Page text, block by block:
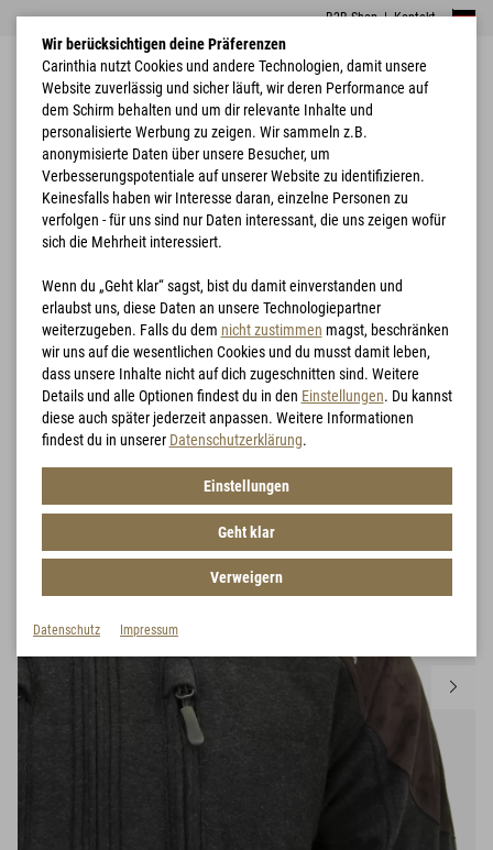
B2B Shop|Kontakt
Home Jagd G-LOFT® ILG Jacket
Wir berücksichtigen deine Präferenzen
Carinthia nutzt Cookies und andere Technologien, damit unsere
Website zuverlässig und sicher läuft, wir deren Performance auf
dem Schirm behalten und um dir relevante Inhalte und
personalisierte Werbung zu zeigen. Wir sammeln z.B.
anonymisierte Daten über unsere Besucher, um
Verbesserungspotentiale auf unserer Website zu identifizieren.
Keinesfalls haben wir Interesse daran, einzelne Personen zu
verfolgen - für uns sind nur Daten interessant, die uns zeigen wofür
sich die Mehrheit interessiert.
Wenn du „Geht klar“ sagst, bist du damit einverstanden und
erlaubst uns, diese Daten an unsere Technologiepartner
weiterzugeben. Falls du dem nicht zustimmen magst, beschränken
wir uns auf die wesentlichen Cookies und du musst damit leben,
dass unsere Inhalte nicht auf dich zugeschnitten sind. Weitere
Details und alle Optionen findest du in den Einstellungen. Du kannst
diese auch später jederzeit anpassen. Weitere Informationen
findest du in unserer Datenschutzerklärung.
Einstellungen
Geht klar
Verweigern
Datenschutz Impressum